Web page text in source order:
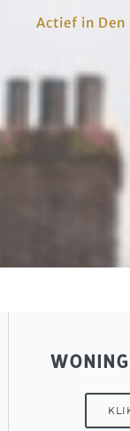
Actief in